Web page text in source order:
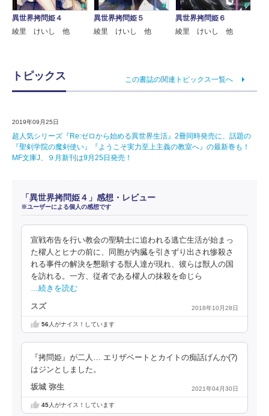
異世界拷問姫４
綾里 けいし 他
異世界拷問姫５
綾里 けいし 他
異世界拷問姫６
綾里 けいし 他
トピックス この書誌の関連トピックス一覧へ
2019年09月25日
超人気シリーズ『Re:ゼロから始める異世界生活』2冊同時発売に、話題の
『聖剣学院の魔剣使い』『ようこそ実力至上主義の教室へ』の最新巻も！
MF文庫J、９月新刊は9月25日発売！
「異世界拷問姫４」感想・レビュー
※ユーザーによる個人の感想です
宣戦布告を行い教会の聖騎士に追われる逃亡生活が始まっ
た櫂人とヒナの前に、同胞が内臓を引きずり出され惨殺さ
れる事件の解決を懇願する獣人達が現れ、彼らは獣人の国
を訪れる。一方、従者である櫂人の抹殺を命じら
…続きを読む
スズ 2018年10月28日
56人がナイス！しています
『拷問姫』が二人… エリザベートとカイトの痴話げんか(?)
はジンとしました。
坂城 弥生 2021年04月30日
45人がナイス！しています